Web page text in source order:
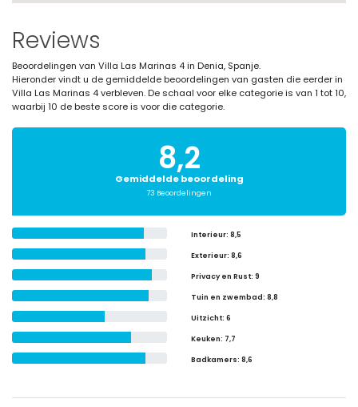
Reviews
Beoordelingen van Villa Las Marinas 4 in Denia, Spanje.
Hieronder vindt u de gemiddelde beoordelingen van gasten die eerder in
Villa Las Marinas 4 verbleven. De schaal voor elke categorie is van 1 tot 10,
waarbij 10 de beste score is voor die categorie.
8,2
Gemiddelde beoordeling
73 Beoordelingen
Interieur: 8,5
Exterieur: 8,6
Privacy en Rust: 9
Tuin en zwembad: 8,8
Uitzicht: 6
Keuken: 7,7
Badkamers: 8,6